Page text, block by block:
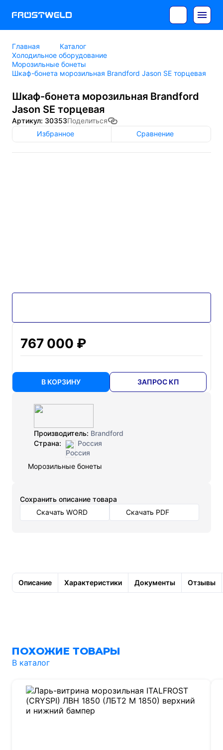
Главная
Каталог
Холодильное оборудование
Морозильные бонеты
Шкаф-бонета морозильная Brandford Jason SE торцевая
Шкаф-бонета морозильная Brandford
Jason SE торцевая
Артикул: 30353Поделиться
Избранное
Сравнение
767 000 ₽
В КОРЗИНУ ЗАПРОС КП
Производитель: Brandford
Страна:
Россия
Морозильные бонеты
Cохранить описание товара
Скачать WORD
Скачать PDF
Описание Характеристики Документы Отзывы
ПОХОЖИЕ ТОВАРЫ
В каталог